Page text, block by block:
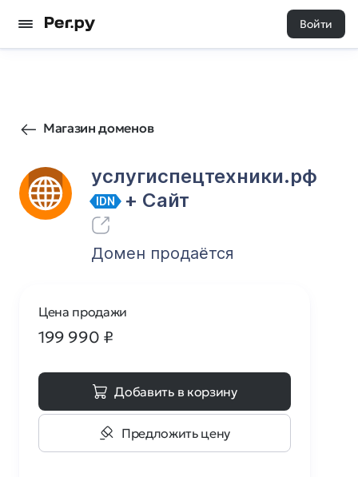
Войти
Магазин доменов
услугиспецтехники.рф
IDN + Cайт
0 0
Домен продаётся
Цена продажи
199 990 ₽
Добавить в корзину
Предложить цену